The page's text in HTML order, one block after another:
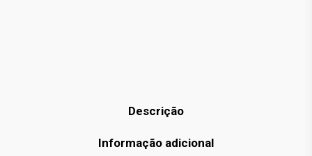
Descrição
Informação adicional